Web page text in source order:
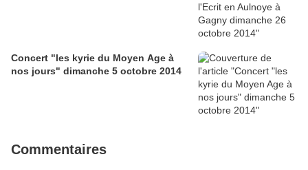
Concert "les kyrie du Moyen Age à
nos jours" dimanche 5 octobre 2014
Commentaires